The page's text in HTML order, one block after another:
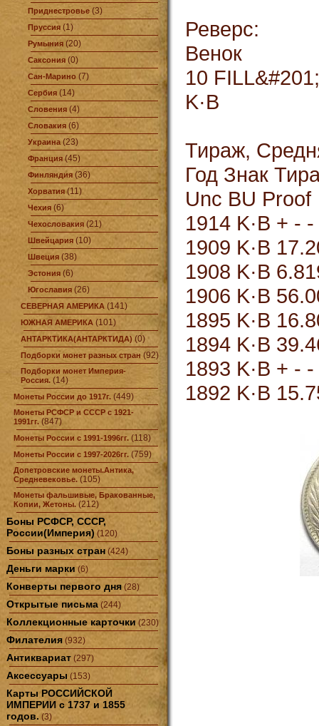
Приднестровье (3)
Пруссия (1)
Румыния (20)
Саксония (0)
Сан-Марино (7)
Сербия (14)
Словения (4)
Словакия (6)
Украина(23)
Франция (45)
Финляндия (36)
Хорватия(11)
Чехия (6)
Чехословакия (21)
Швейцария (10)
Швеция (38)
Эстония (6)
Югославия (26)
СЕВЕРНАЯ АМЕРИКА (141)
ЮЖНАЯ АМЕРИКА (101)
АНТАРКТИКА(АНТАРКТИДА) (0)
Подборки монет разных стран (92)
Подборки монет Империя-
Россия. (14)
Монеты России до 1917г. (449)
Монеты РСФСР и СССР с 1921-
1991гг. (847)
Монеты России с 1991-1996гг. (118)
Монеты России с 1997-2026гг. (759)
Допетровские монеты.Антика,
Средневековье. (105)
Монеты фальшивые, Бракованные,
Копии, Жетоны. (212)
Боны РСФСР, СССР,
России(Империя) (120)
Боны разных стран (424)
Деньги марки (6)
Конверты первого дня (28)
Открытые письма (244)
Коллекционные карточки (230)
Филателия (932)
Антиквариат (297)
Аксессуары (153)
Карты РОССИЙСКОЙ
ИМПЕРИИ с 1737 и 1855
годов. (3)
Реверс:
Венок
10
K·B
Тираж,
Год Знак
Unc BU Proof
1914 K·B + -
1909 K·B
1908 K·B
1906 K·B
1895 K·B
1894 K·B
1893 K·B + -
1892 K·B